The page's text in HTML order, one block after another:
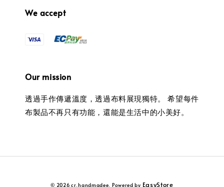
We accept
Our mission
透過手作傳遞溫度，透過布料展現獨特。 希望每件
布製品不再只有功能，還能是生活中的小美好。
© 2026 cr.handmadee. Powered by EasyStore